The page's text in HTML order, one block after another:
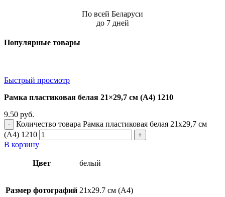
По всей Беларуси
до 7 дней
Популярные товары
Быстрый просмотр
Рамка пластиковая белая 21×29,7 см (А4) 1210
9.50 руб.
Количество товара Рамка пластиковая белая 21x29,7 см
(А4) 1210
В корзину
Цвет белый
Размер фотографий 21х29.7 см (А4)